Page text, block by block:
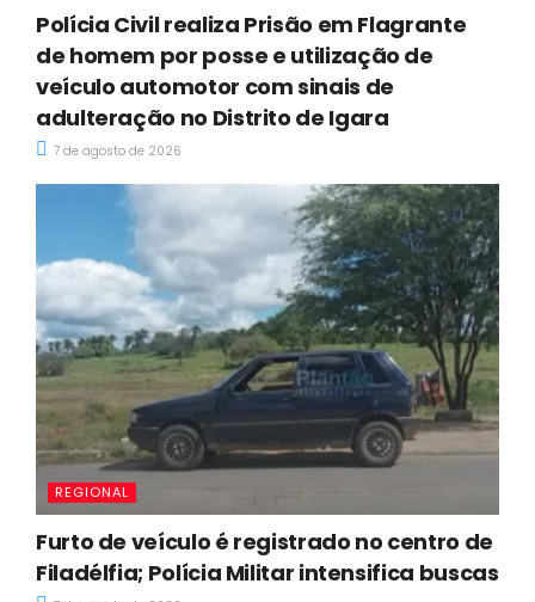
Polícia Civil realiza Prisão em Flagrante
de homem por posse e utilização de
veículo automotor com sinais de
adulteração no Distrito de Igara
7 de agosto de 2026
REGIONAL
Furto de veículo é registrado no centro de
Filadélfia; Polícia Militar intensifica buscas